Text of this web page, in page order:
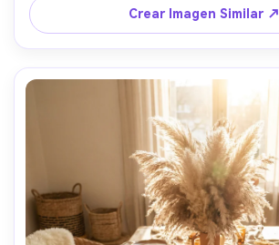
Crear Imagen Similar ↗